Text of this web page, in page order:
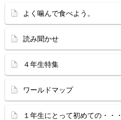
よく噛んで食べよう。
読み聞かせ
４年生特集
ワールドマップ
１年生にとって初めての・・・